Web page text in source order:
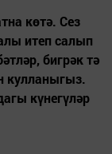
көтә. Сез
итеп салып
бигрәк тә
кулланыгыз.
күнегүләр